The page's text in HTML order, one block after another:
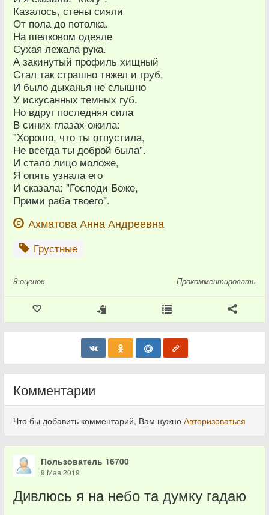
Казалось, стены сияли
От пола до потолка.
На шелковом одеяле
Сухая лежала рука.
А закинутый профиль хищный
Стал так страшно тяжел и груб,
И было дыханья не слышно
У искусанных темных губ.
Но вдруг последняя сила
В синих глазах ожила:
"Хорошо, что ты отпустила,
Не всегда ты доброй была".
И стало лицо моложе,
Я опять узнала его
И сказала: "Господи Боже,
Прими раба твоего".
Ахматова Анна Андреевна
Грустные
9 оценок Прокомментировать
Комментарии
Что бы добавить комментарий, Вам нужно Авторизоваться
Пользователь 16700
9 Мая 2019
Дивлюсь я на небо та думку гадаю